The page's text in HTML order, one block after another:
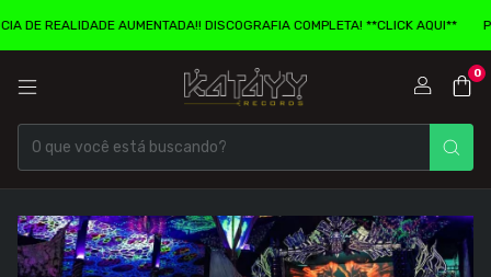
DE REALIDADE AUMENTADA!! DISCOGRAFIA COMPLETA! **CLICK AQUI**
0